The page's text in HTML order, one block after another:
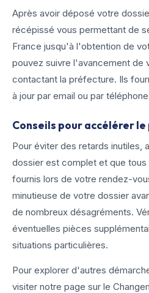
Après avoir déposé votre
récépissé vous permettant de
France jusqu'à l'obtention de
pouvez suivre l'avancement de
contactant la préfecture. Ils
à jour par email ou par
Conseils pour accélérer le
Pour éviter des retards inutiles,
dossier est complet et que
fournis lors de votre rendez-
minutieuse de votre dossier
de nombreux désagréments.
éventuelles pièces
situations particulières.
Pour explorer d'autres
visiter notre page sur le